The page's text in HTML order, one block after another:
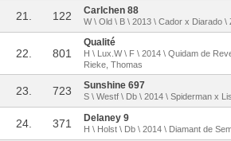
21. 122 Carlchen 88
W \ Old \ B \ 2013 \ Cador x Diarado
22. 801
Qualité
H \ Lux.W \ F \ 2014 \ Quidam de
Rieke, Thomas
23. 723 Sunshine 697
S \ Westf \ Db \ 2014 \ Spiderman x
24. 371 Delaney 9
H \ Holst \ Db \ 2014 \ Diamant de